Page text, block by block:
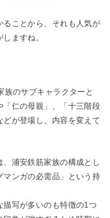
ることから、それも人気が
ますね。
族のサブキャラクターと
「仁の母親」、「十三階段
が登場し、内容を変えて
、浦安鉄筋家族の構成とし
マンガの必需品」という持
写が多いのも特徴の1つ